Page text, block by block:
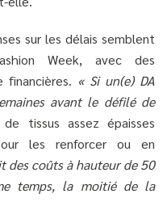
sur les délais semblent
Week, avec des
financières. « Si un(e) DA
avant le défilé de
tissus assez épaisses
les renforcer ou en
des coûts à hauteur de 50
temps, la moitié de la